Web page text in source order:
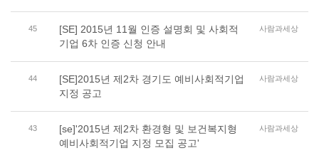
45
[SE] 2015년 11월 인증 설명회 및 사회적
기업 6차 인증 신청 안내
사람과세상
44
[SE]2015년 제2차 경기도 예비사회적기업
지정 공고
사람과세상
43
[se]'2015년 제2차 환경형 및 보건복지형
예비사회적기업 지정 모집 공고'
사람과세상